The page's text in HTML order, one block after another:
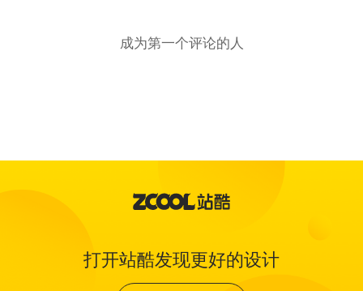
成为第一个评论的人
打开站酷发现更好的设计